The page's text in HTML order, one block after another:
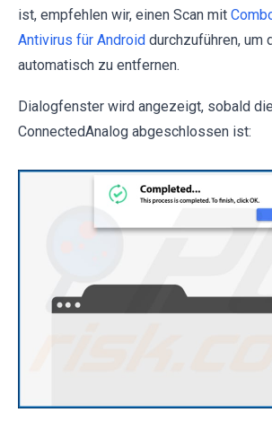
ist, empfehlen wir, einen Scan mit
Antivirus für Android durchzuführen, um
automatisch zu entfernen.
Dialogfenster wird angezeigt, sobald
ConnectedAnalog abgeschlossen ist: